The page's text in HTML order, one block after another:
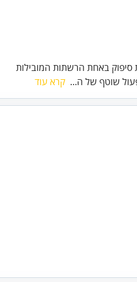
סיפוק באחת הרשתות המובילות
שוטף של ה... קרא עוד